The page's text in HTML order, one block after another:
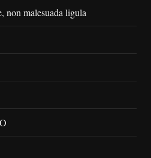
non malesuada ligula